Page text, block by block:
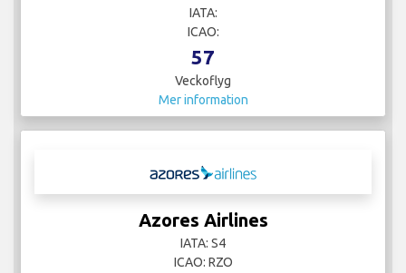
IATA:
ICAO:
57
Veckoflyg
Mer information
Azores Airlines
IATA: S4
ICAO: RZO